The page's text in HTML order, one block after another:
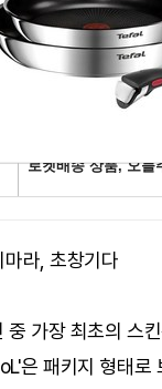
라, 초창기다
가장 최초의 스
은 패키지 형태로